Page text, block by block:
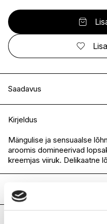
Saadavus
I.L.U. Kristiine
I.L.U. Ülemiste
I.L.U. Rocca
I.L.U. Lõunakeskus
Kirjeldus
Mängulise ja sensuaalse
aroomis domineerivad
kreemjas viiruk. Delikaatne
Koostis